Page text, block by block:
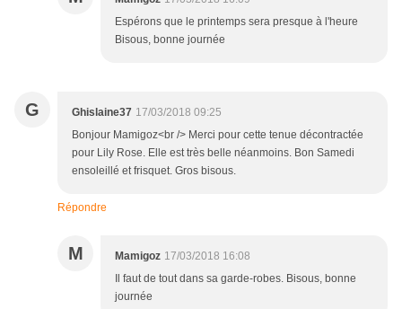
Espérons que le printemps sera presque à l'heure
Bisous, bonne journée
G Ghislaine37 17/03/2018 09:25
Bonjour Mamigoz<br /> Merci pour cette tenue décontractée
pour Lily Rose. Elle est très belle néanmoins. Bon Samedi
ensoleillé et frisquet. Gros bisous.
Répondre
M Mamigoz 17/03/2018 16:08
Il faut de tout dans sa garde-robes. Bisous, bonne
journée